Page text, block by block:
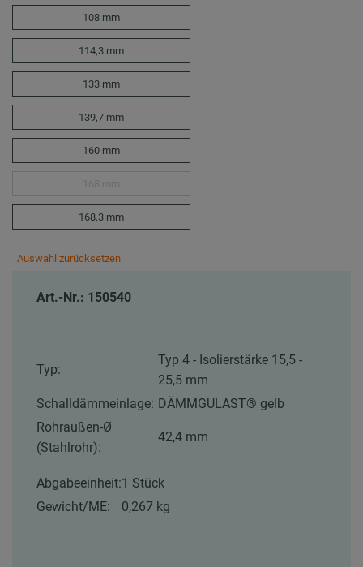
108 mm
114,3 mm
133 mm
139,7 mm
160 mm
168,3 mm
Auswahl zurücksetzen
Art.-Nr.: 150540
Typ:
Typ 4 - Isolierstärke 15,5 -
25,5 mm
Schalldämmeinlage: DÄMMGULAST® gelb
Rohraußen-Ø
(Stahlrohr):
42,4 mm
Abgabeeinheit:1 Stück
Gewicht/ME:
0,267 kg